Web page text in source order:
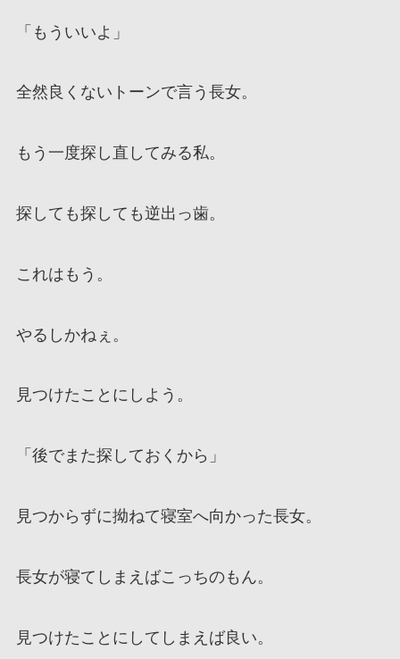
「もういいよ」
全然良くないトーンで言う長女。
もう一度探し直してみる私。
探しても探しても逆出っ歯。
これはもう。
やるしかねぇ。
見つけたことにしよう。
「後でまた探しておくから」
見つからずに拗ねて寝室へ向かった長女。
長女が寝てしまえばこっちのもん。
見つけたことにしてしまえば良い。